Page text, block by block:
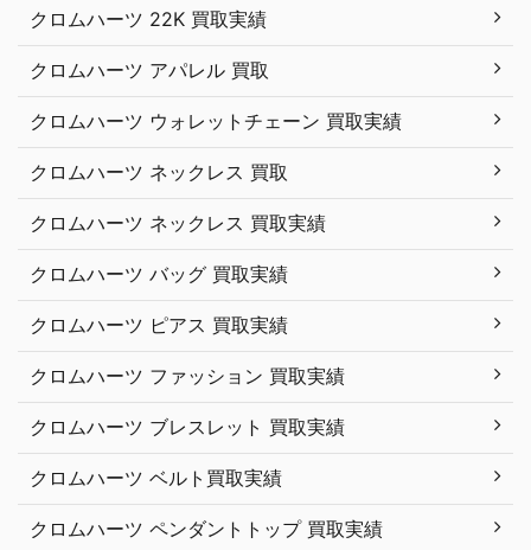
クロムハーツ 22K 買取実績
クロムハーツ アパレル 買取
クロムハーツ ウォレットチェーン 買取実績
クロムハーツ ネックレス 買取
クロムハーツ ネックレス 買取実績
クロムハーツ バッグ 買取実績
クロムハーツ ピアス 買取実績
クロムハーツ ファッション 買取実績
クロムハーツ ブレスレット 買取実績
クロムハーツ ベルト買取実績
クロムハーツ ペンダントトップ 買取実績